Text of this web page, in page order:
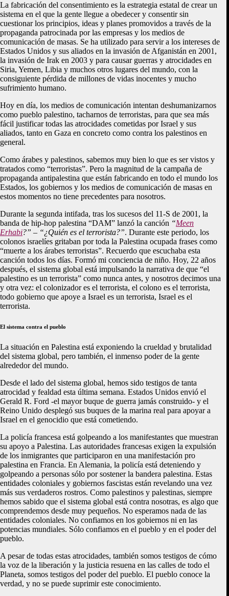
La fabricación del consentimiento es la estrategia estatal de crear un
sistema en el que la gente llegue a obedecer y consentir sin
cuestionar los principios, ideas y planes promovidos a través de la
propaganda patrocinada por las empresas y los medios de
comunicación de masas. Se ha utilizado para servir a los intereses de
Estados Unidos y sus aliados en la invasión de Afganistán en 2001,
la invasión de Irak en 2003 y para causar guerras y atrocidades en
Siria, Yemen, Libia y muchos otros lugares del mundo, con la
consiguiente pérdida de millones de vidas inocentes y mucho
sufrimiento humano.
Hoy en día, los medios de comunicación intentan deshumanizarnos
como pueblo palestino, tacharnos de terroristas, para que sea más
fácil justificar todas las atrocidades cometidas por Israel y sus
aliados, tanto en Gaza en concreto como contra los palestinos en
general.
Como árabes y palestinos, sabemos muy bien lo que es ser vistos y
tratados como “terroristas”. Pero la magnitud de la campaña de
propaganda antipalestina que están fabricando en todo el mundo los
Estados, los gobiernos y los medios de comunicación de masas en
estos momentos no tiene precedentes para nosotros.
Durante la segunda intifada, tras los sucesos del 11-S de 2001, la
banda de hip-hop palestina “DAM” lanzó la canción “Meen
Erhabi?” – “¿Quién es el terrorista?”. Durante este periodo, los
colonos israelíes gritaban por toda la Palestina ocupada frases como
“muerte a los árabes terroristas”. Recuerdo que escuchaba esta
canción todos los días. Formó mi conciencia de niño. Hoy, 22 años
después, el sistema global está impulsando la narrativa de que “el
palestino es un terrorista” como nunca antes, y nosotros decimos una
y otra vez: el colonizador es el terrorista, el colono es el terrorista,
todo gobierno que apoye a Israel es un terrorista, Israel es el
terrorista.
El sistema contra el pueblo
La situación en Palestina está exponiendo la crueldad y brutalidad
del sistema global, pero también, el inmenso poder de la gente
alrededor del mundo.
Desde el lado del sistema global, hemos sido testigos de tanta
atrocidad y fealdad esta última semana. Estados Unidos envió el
Gerald R. Ford -el mayor buque de guerra jamás construido- y el
Reino Unido desplegó sus buques de la marina real para apoyar a
Israel en el genocidio que está cometiendo.
La policía francesa está golpeando a los manifestantes que muestran
su apoyo a Palestina. Las autoridades francesas exigen la expulsión
de los inmigrantes que participaron en una manifestación pro
palestina en Francia. En Alemania, la policía está deteniendo y
golpeando a personas sólo por sostener la bandera palestina. Estas
entidades coloniales y gobiernos fascistas están revelando una vez
más sus verdaderos rostros. Como palestinos y palestinas, siempre
hemos sabido que el sistema global está contra nosotras, es algo que
comprendemos desde muy pequeños. No esperamos nada de las
entidades coloniales. No confiamos en los gobiernos ni en las
potencias mundiales. Sólo confiamos en el pueblo y en el poder del
pueblo.
A pesar de todas estas atrocidades, también somos testigos de cómo
la voz de la liberación y la justicia resuena en las calles de todo el
Planeta, somos testigos del poder del pueblo. El pueblo conoce la
verdad, y no se puede suprimir este conocimiento.